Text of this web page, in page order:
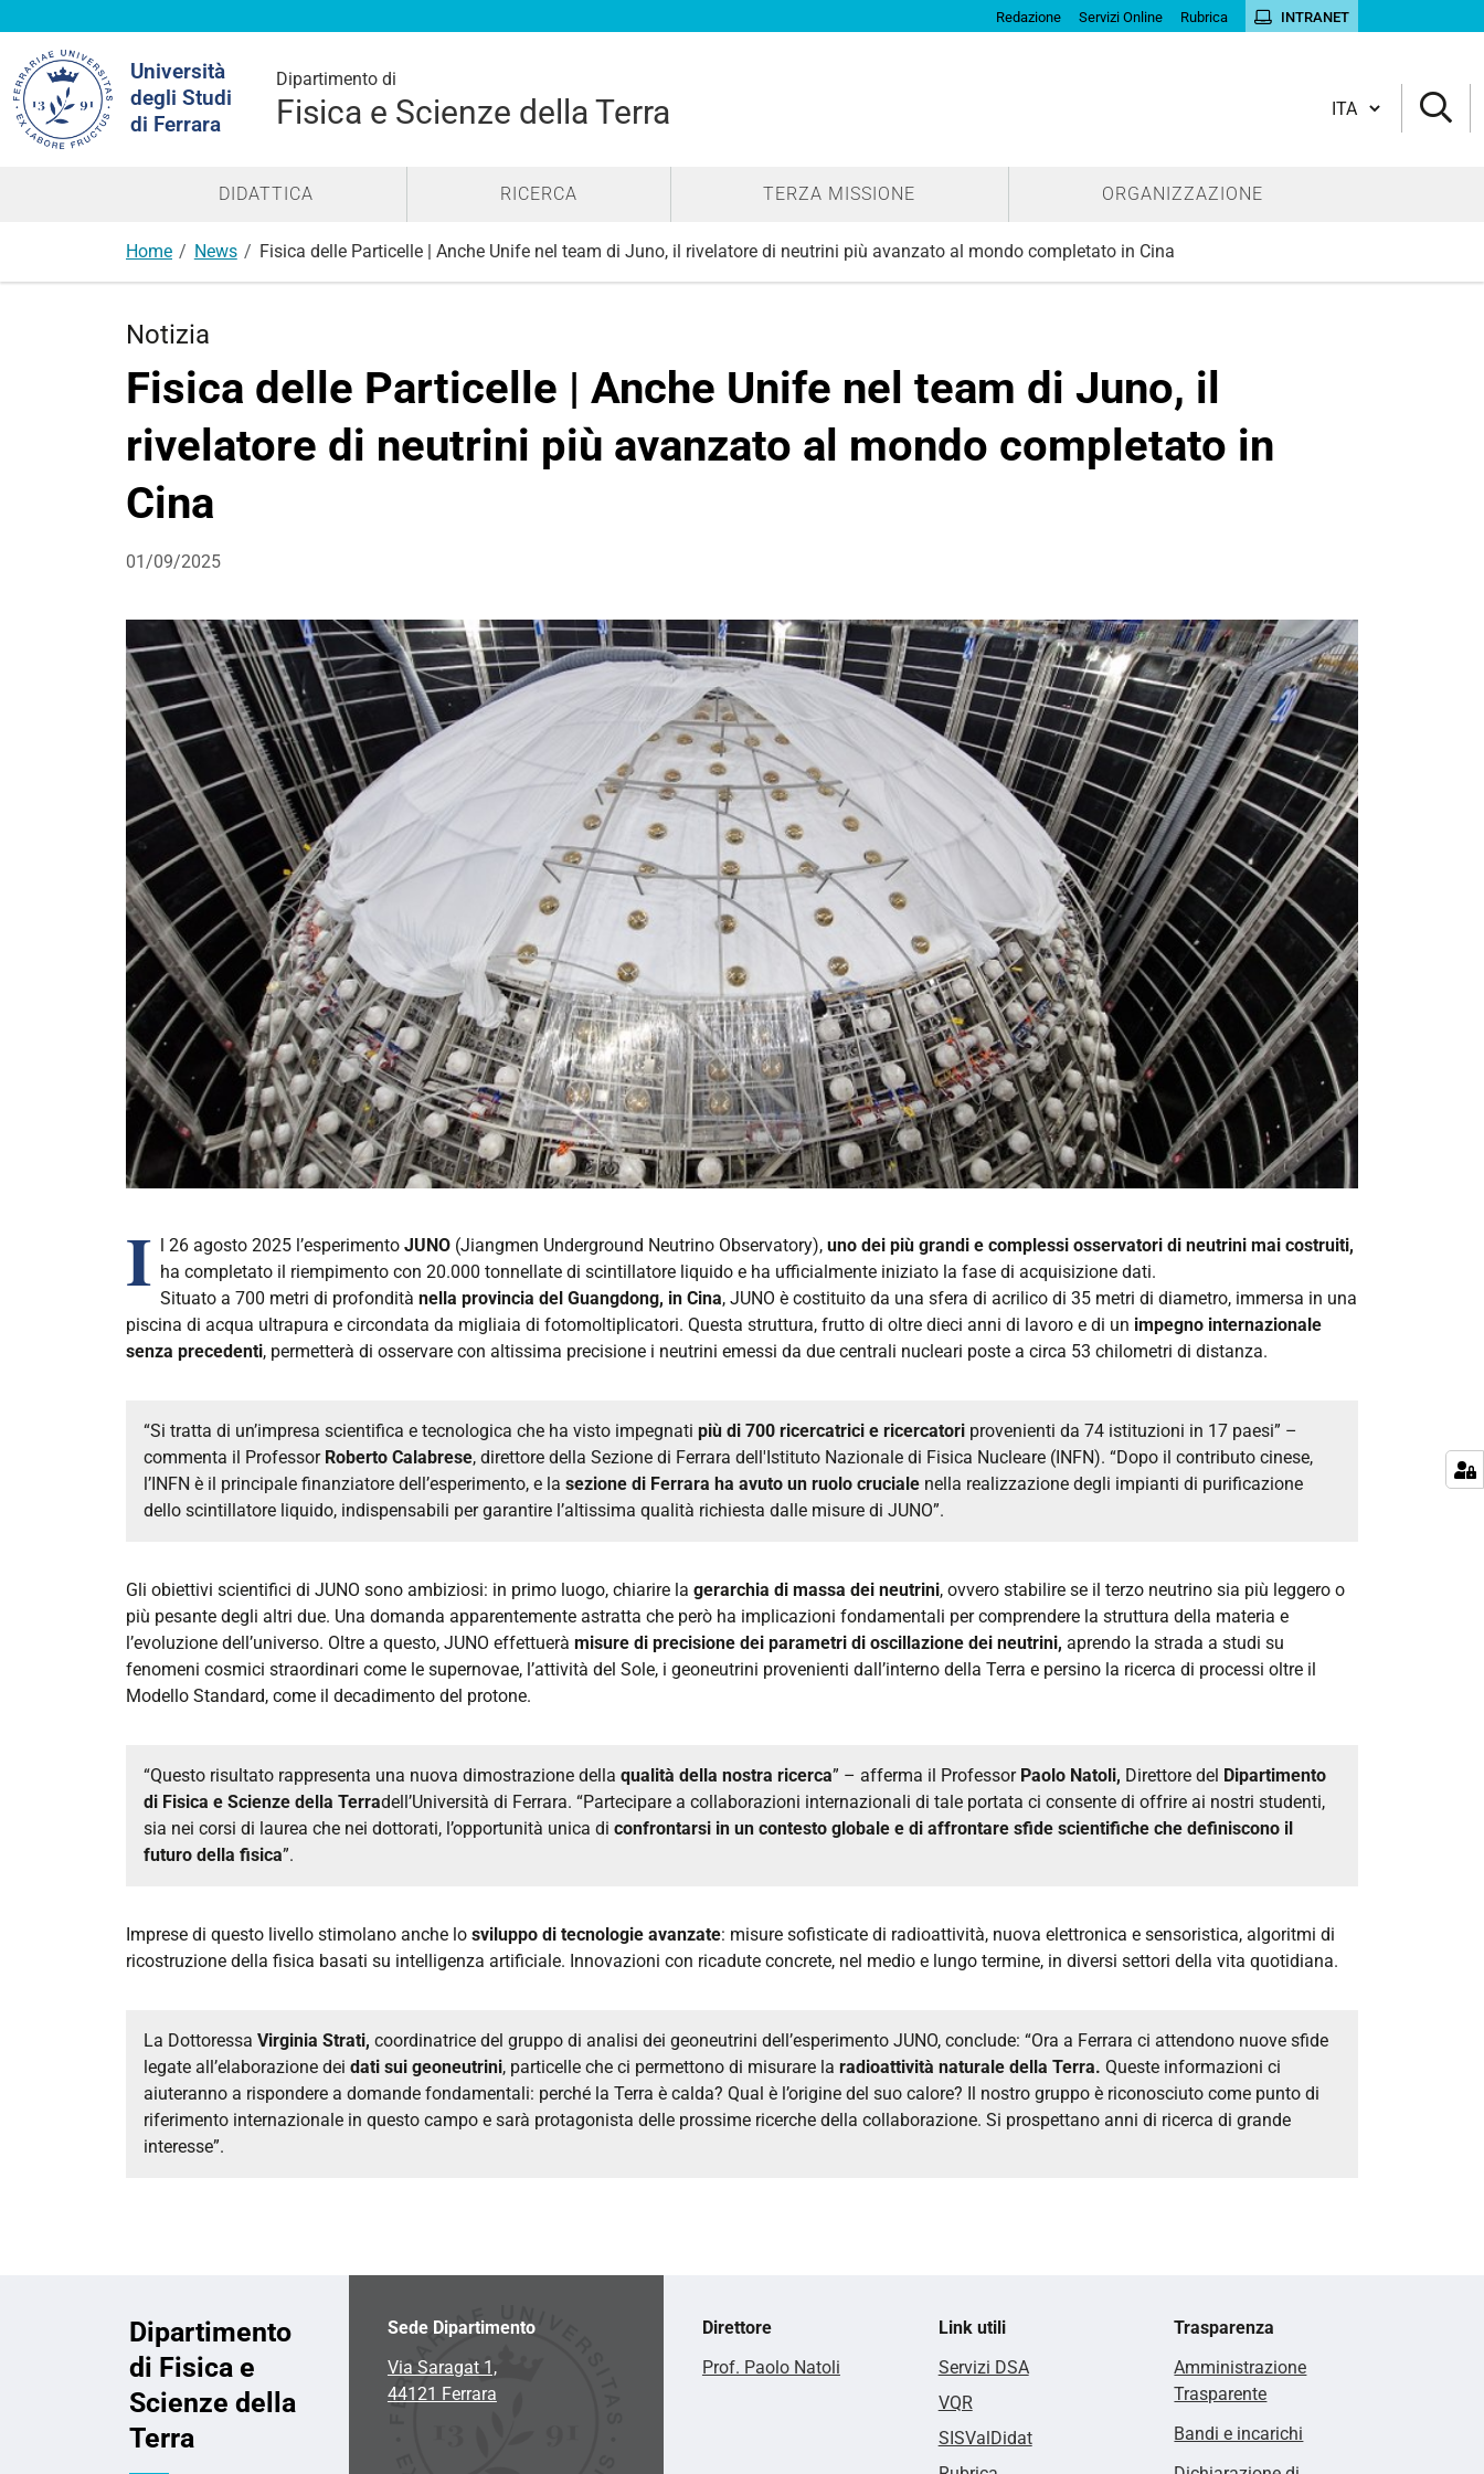
Redazione Servizi Online Rubrica INTRANET
Università
degli Studi
di Ferrara
Dipartimento di
Fisica e Scienze della Terra
nel
sito
Cambia lingua
DIDATTICA RICERCA TERZA MISSIONE ORGANIZZAZIONE
Home News Fisica delle Particelle | Anche Unife nel team di Juno, il rivelatore di neutrini più avanzato al mondo completato in Cina
Notizia
Fisica delle Particelle | Anche Unife nel team di Juno, il
rivelatore di neutrini più avanzato al mondo completato in
Cina
01/09/2025
I l 26 agosto 2025 l’esperimento JUNO (Jiangmen Underground Neutrino Observatory), uno dei più grandi e complessi osservatori di neutrini mai costruiti,
ha completato il riempimento con 20.000 tonnellate di scintillatore liquido e ha ufficialmente iniziato la fase di acquisizione dati.
Situato a 700 metri di profondità nella provincia del Guangdong, in Cina, JUNO è costituito da una sfera di acrilico di 35 metri di diametro, immersa in una
piscina di acqua ultrapura e circondata da migliaia di fotomoltiplicatori. Questa struttura, frutto di oltre dieci anni di lavoro e di un impegno internazionale
senza precedenti, permetterà di osservare con altissima precisione i neutrini emessi da due centrali nucleari poste a circa 53 chilometri di distanza.
“Si tratta di un’impresa scientifica e tecnologica che ha visto impegnati più di 700 ricercatrici e ricercatori provenienti da 74 istituzioni in 17 paesi” –
commenta il Professor Roberto Calabrese, direttore della Sezione di Ferrara dell'Istituto Nazionale di Fisica Nucleare (INFN). “Dopo il contributo cinese,
l’INFN è il principale finanziatore dell’esperimento, e la sezione di Ferrara ha avuto un ruolo cruciale nella realizzazione degli impianti di purificazione
dello scintillatore liquido, indispensabili per garantire l’altissima qualità richiesta dalle misure di JUNO”.
Gli obiettivi scientifici di JUNO sono ambiziosi: in primo luogo, chiarire la gerarchia di massa dei neutrini, ovvero stabilire se il terzo neutrino sia più leggero o
più pesante degli altri due. Una domanda apparentemente astratta che però ha implicazioni fondamentali per comprendere la struttura della materia e
l’evoluzione dell’universo. Oltre a questo, JUNO effettuerà misure di precisione dei parametri di oscillazione dei neutrini, aprendo la strada a studi su
fenomeni cosmici straordinari come le supernovae, l’attività del Sole, i geoneutrini provenienti dall’interno della Terra e persino la ricerca di processi oltre il
Modello Standard, come il decadimento del protone.
“Questo risultato rappresenta una nuova dimostrazione della qualità della nostra ricerca” – afferma il Professor Paolo Natoli, Direttore del Dipartimento
di Fisica e Scienze della Terradell’Università di Ferrara. “Partecipare a collaborazioni internazionali di tale portata ci consente di offrire ai nostri studenti,
sia nei corsi di laurea che nei dottorati, l’opportunità unica di confrontarsi in un contesto globale e di affrontare sfide scientifiche che definiscono il
futuro della fisica”.
Imprese di questo livello stimolano anche lo sviluppo di tecnologie avanzate: misure sofisticate di radioattività, nuova elettronica e sensoristica, algoritmi di
ricostruzione della fisica basati su intelligenza artificiale. Innovazioni con ricadute concrete, nel medio e lungo termine, in diversi settori della vita quotidiana.
La Dottoressa Virginia Strati, coordinatrice del gruppo di analisi dei geoneutrini dell’esperimento JUNO, conclude: “Ora a Ferrara ci attendono nuove sfide
legate all’elaborazione dei dati sui geoneutrini, particelle che ci permettono di misurare la radioattività naturale della Terra. Queste informazioni ci
aiuteranno a rispondere a domande fondamentali: perché la Terra è calda? Qual è l’origine del suo calore? Il nostro gruppo è riconosciuto come punto di
riferimento internazionale in questo campo e sarà protagonista delle prossime ricerche della collaborazione. Si prospettano anni di ricerca di grande
interesse”.
Dipartimento
di Fisica e
Scienze della
Terra
Sede Dipartimento
Via Saragat 1,
44121 Ferrara
Direttore
Prof. Paolo Natoli
Link utili
Servizi DSA
VQR
SISValDidat
Trasparenza
Amministrazione
Trasparente
Bandi e incarichi